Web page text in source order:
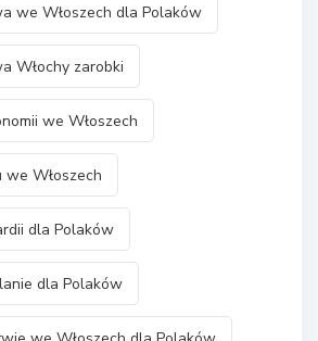
we Włoszech dla Polaków
Włochy zarobki
we Włoszech
Włoszech
dla Polaków
dla Polaków